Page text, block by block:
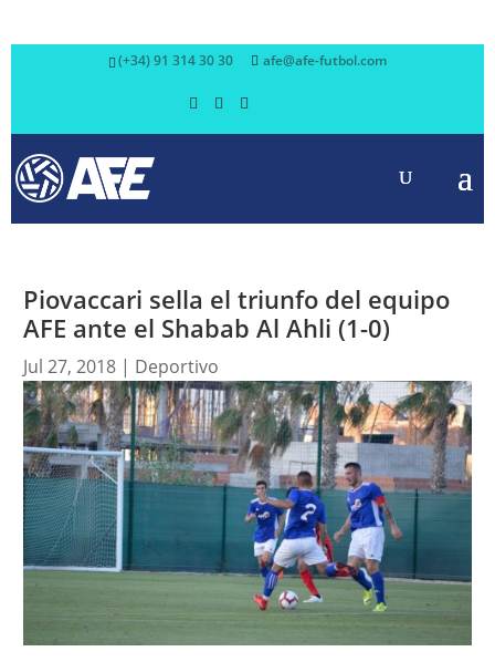
(+34) 91 314 30 30 afe@afe-futbol.com
Piovaccari sella el triunfo del equipo
AFE ante el Shabab Al Ahli (1-0)
Jul 27, 2018| Deportivo